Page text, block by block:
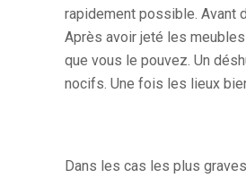
rapidement possible. Avant
Après avoir jeté les
que vous le pouvez. Un
nocifs. Une fois les lieux
Dans les cas les plus